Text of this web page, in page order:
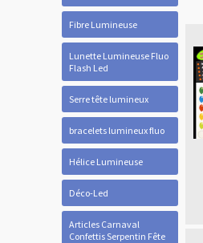
Fibre Lumineuse
Lunette Lumineuse Fluo
Flash Led
Serre tête lumineux
bracelets lumineux fluo
Hélice Lumineuse
Déco-Led
Articles Carnaval
Confettis Serpentin Fête